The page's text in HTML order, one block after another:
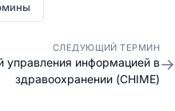
СЛЕДУЮЩИЙ ТЕРМИН
управления информацией в
здравоохранении (CHIME)
→